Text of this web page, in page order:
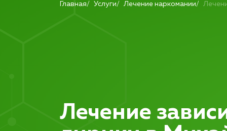
Главная Услуги Лечение наркомании
Лечение